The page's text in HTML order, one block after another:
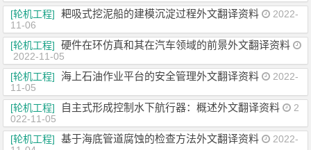
[轮机工程]
耙吸式挖泥船的建模沉淀过程外文翻译资料
2022-
11-06
[轮机工程]
硬件在环仿真和其在汽车领域的前景外文翻译资料
2022-11-05
[轮机工程]
海上石油作业平台的安全管理外文翻译资料
2022-
11-05
[轮机工程]
自主式形成控制水下航行器：概述外文翻译资料
2
022-11-05
[轮机工程]
基于海底管道腐蚀的检查方法外文翻译资料
2022-